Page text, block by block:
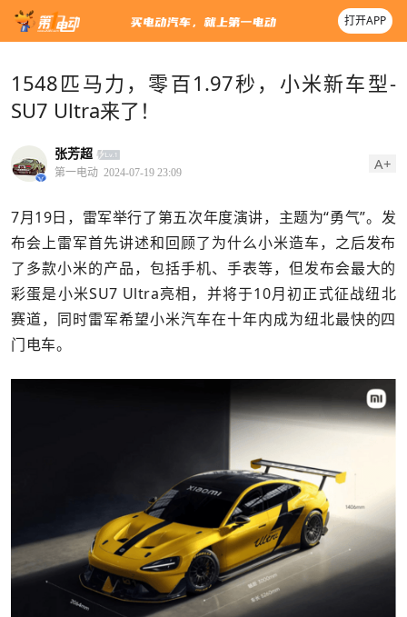
打开APP
1548匹马力，零百1.97秒，小米新车型-
SU7 Ultra来了！
张芳超
第一电动 2024-07-19 23:09 A+
7月19日，雷军举行了第五次年度演讲，主题为“勇气”。发
布会上雷军首先讲述和回顾了为什么小米造车，之后发布
了多款小米的产品，包括手机、手表等，但发布会最大的
彩蛋是小米SU7 Ultra亮相，并将于10月初正式征战纽北
赛道，同时雷军希望小米汽车在十年内成为纽北最快的四
门电车。